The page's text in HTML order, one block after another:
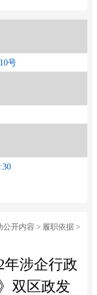
号
公开内容 > 履职依据 >
年涉企行政
双区政发